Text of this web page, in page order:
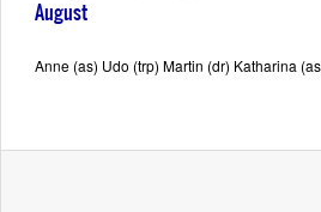
August
Anne (as) Udo (trp) Martin (dr) Katharina